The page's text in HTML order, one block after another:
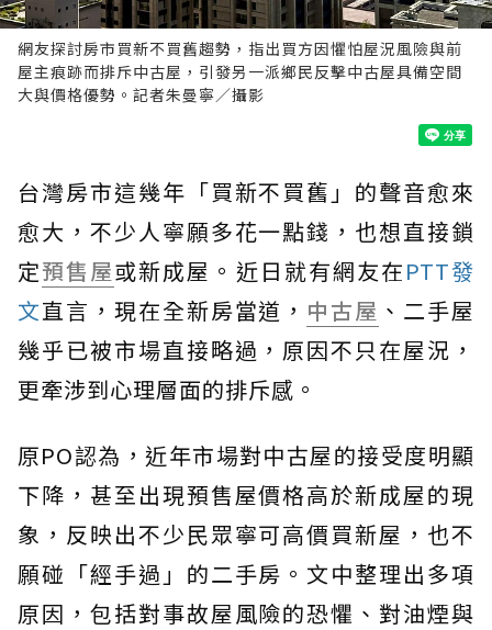
網友探討房市買新不買舊趨勢，指出買方因懼怕屋況風險與前
屋主痕跡而排斥中古屋，引發另一派鄉民反擊中古屋具備空間
大與價格優勢。記者朱曼寧／攝影
台灣房市這幾年「買新不買舊」的聲音愈來
愈大，不少人寧願多花一點錢，也想直接鎖
定預售屋或新成屋。近日就有網友在PTT發
文直言，現在全新房當道， 中古屋 、二手屋
幾乎已被市場直接略過，原因不只在屋況，
更牽涉到心理層面的排斥感。
原PO認為，近年市場對中古屋的接受度明顯
下降，甚至出現預售屋價格高於新成屋的現
象，反映出不少民眾寧可高價買新屋，也不
願碰「經手過」的二手房。文中整理出多項
原因，包括對事故屋風險的恐懼、對油煙與